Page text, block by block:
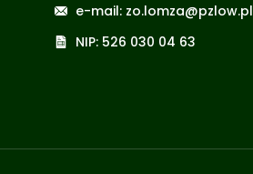
e-mail: zo.lomza@pzlow.pl
NIP: 526 030 04 63